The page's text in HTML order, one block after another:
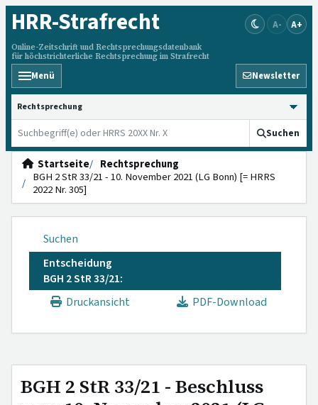
HRR-Strafrecht
Online-Zeitschrift und Rechtsprechungsdatenbank
für höchstrichterliche Rechtsprechung im Strafrecht
A- A+
Menü Newsletter
HRRS durchsuchen
Suchen
Startseite
Rechtsprechung
BGH 2 StR 33/21 - 10. November 2021 (LG Bonn) [= HRRS
2022 Nr. 305]
Suchen
Entscheidung
BGH 2 StR 33/21:
Druckansicht
PDF-Download
BGH 2 StR 33/21 - Beschluss